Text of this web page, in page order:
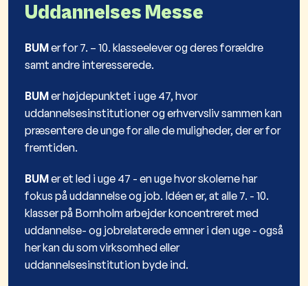
Uddannelses Messe
BUMer for 7. – 10. klasseelever og deres forældre
samt andre interesserede.
BUMer højdepunktet i uge 47, hvor
uddannelsesinstitutioner og erhvervsliv sammen kan
præsentere de unge for alle de muligheder, der er for
fremtiden.
BUMer et led i uge 47 - en uge hvor skolerne har
fokus på uddannelse og job. Idéen er, at alle 7. - 10.
klasser på Bornholm arbejder koncentreret med
uddannelse- og jobrelaterede emner i den uge - også
her kan du som virksomhed eller
uddannelsesinstitution byde ind.